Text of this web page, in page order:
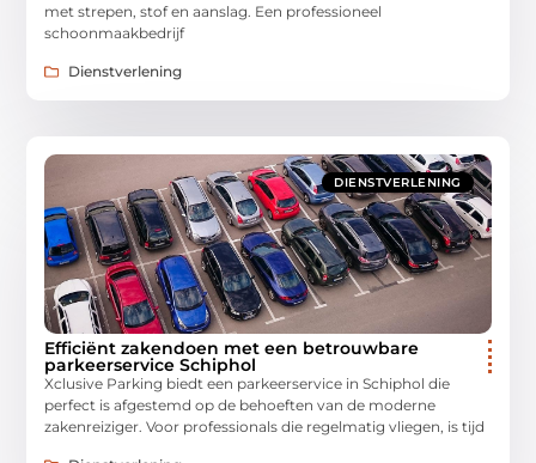
met strepen, stof en aanslag. Een professioneel
schoonmaakbedrijf
Dienstverlening
DIENSTVERLENING
Efficiënt zakendoen met een betrouwbare
parkeerservice Schiphol
Xclusive Parking biedt een parkeerservice in Schiphol die
perfect is afgestemd op de behoeften van de moderne
zakenreiziger. Voor professionals die regelmatig vliegen, is tijd